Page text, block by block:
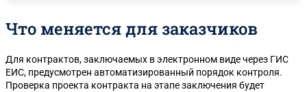
Что меняется для заказчиков
Для контрактов, заключаемых в электронном виде через ГИС
ЕИС, предусмотрен автоматизированный порядок контроля.
Проверка проекта контракта на этапе заключения будет